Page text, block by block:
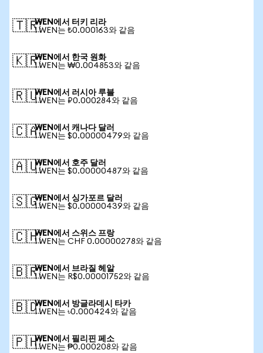
🇹🇷WEN에서 터키 리라
1 WEN는 ₺0.000163와 같음
🇰🇷WEN에서 한국 원화
1 WEN는 ₩0.004853와 같음
🇷🇺WEN에서 러시아 루블
1 WEN는 ₽0.000284와 같음
🇨🇦WEN에서 캐나다 달러
1 WEN는 $0.00000479와 같음
🇦🇺WEN에서 호주 달러
1 WEN는 $0.00000487와 같음
🇸🇬WEN에서 싱가포르 달러
1 WEN는 $0.00000439와 같음
🇨🇭WEN에서 스위스 프랑
1 WEN는 CHF 0.00000278와 같음
🇧🇷WEN에서 브라질 헤알
1 WEN는 R$0.00001752와 같음
🇧🇩WEN에서 방글라데시 타카
1 WEN는 ৳0.000424와 같음
🇵🇭WEN에서 필리핀 페소
1 WEN는 ₱0.000208와 같음